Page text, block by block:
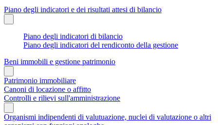
Piano degli indicatori e dei risultati attesi di bilancio
Piano degli indicatori di bilancio
Piano degli indicatori del rendiconto della gestione
Beni immobili e gestione patrimonio
Patrimonio immobiliare
Canoni di locazione o affitto
Controlli e rilievi sull'amministrazione
Organismi indipendenti di valutuazione, nuclei di valutazione o altri